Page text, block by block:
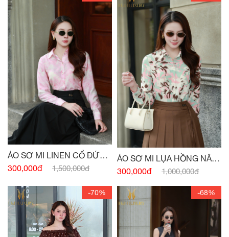
ÁO SƠ MI LINEN CỔ ĐỨC
HỒNG PASTEL
300,000đ 1,500,000đ
ÁO SƠ MI LỤA HỒNG NÂU
TÂY CỔ ĐỨC
300,000đ 1,000,000đ
-70% -68%